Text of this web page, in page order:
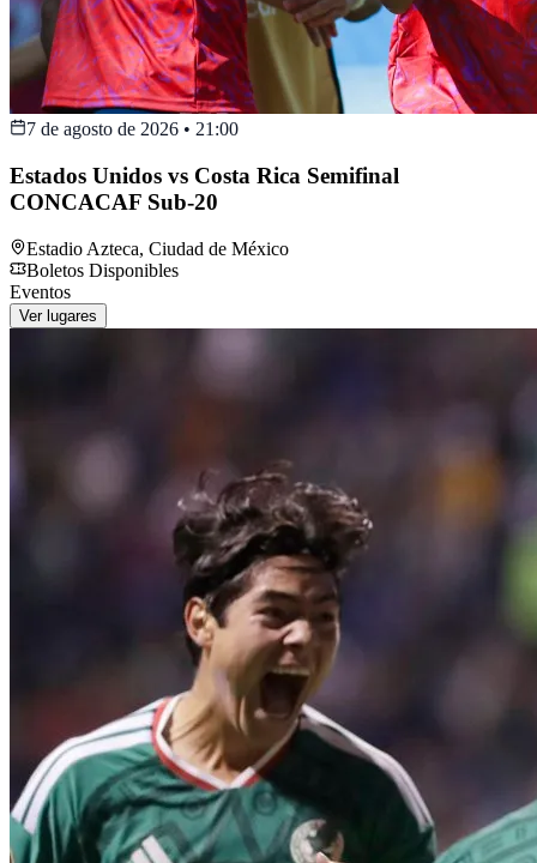
7 de agosto de 2026 • 21:00
Estados Unidos vs Costa Rica Semifinal
CONCACAF Sub-20
Estadio Azteca, Ciudad de México
Boletos Disponibles
Eventos
Ver lugares